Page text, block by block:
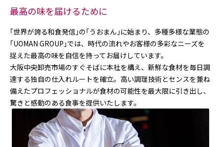
最高の味を届けるために
｢世界が誇る和食発信｣の｢うおまん｣に始まり、多種多様な業態の
｢UOMAN GROUP｣では、時代の流れやお客様の多彩なニーズを
捉えた最高の味を自信を持ってお届けしています。
大阪中央卸売市場のすぐそばに本社を構え、新鮮な食材を毎日調
達する独自の仕入れルートを確立。高い調理技術とセンスを兼ね
備えたプロフェッショナルが食材の可能性を最大限に引き出し、
驚きと感動のある食事を提供いたします。